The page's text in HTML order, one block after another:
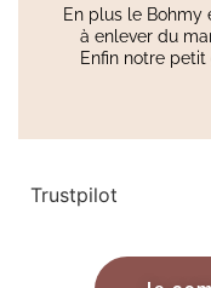
En plus le Bohmy
à enlever du
Enfin notre
Trustpilot